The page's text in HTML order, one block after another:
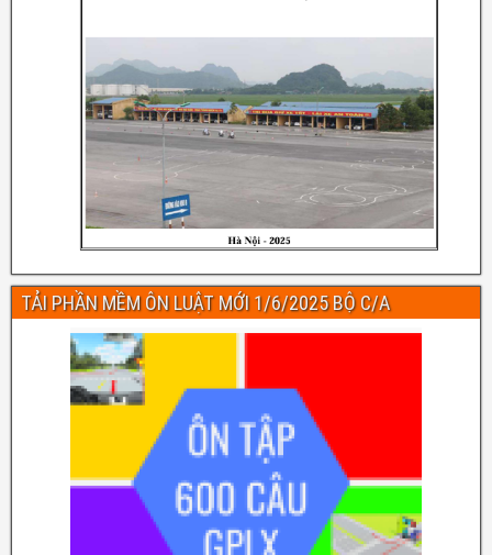
TẢI PHẦN MỀM ÔN LUẬT MỚI 1/6/2025 BỘ C/A